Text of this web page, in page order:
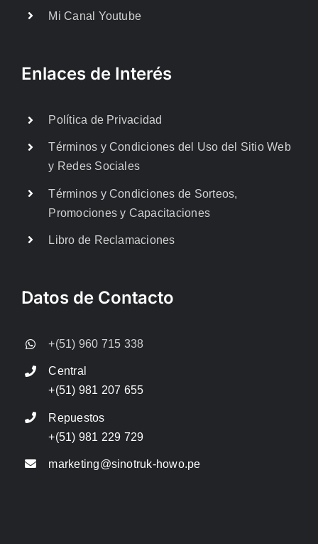
Mi Canal Youtube
Enlaces de Interés
Política de Privacidad
Términos y Condiciones del Uso del Sitio Web
y Redes Sociales
Términos y Condiciones de Sorteos,
Promociones y Capacitaciones
Libro de Reclamaciones
Datos de Contacto
+(51) 960 715 338
Central
+(51) 981 207 655
Repuestos
+(51) 981 229 729
marketing@sinotruk-howo.pe